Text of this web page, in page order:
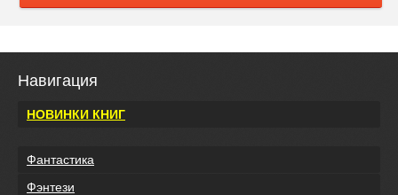
Навигация
НОВИНКИ КНИГ
Фантастика
Фэнтези